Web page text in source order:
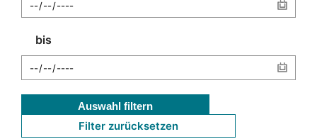
bis
Auswahl filtern
Filter zurücksetzen